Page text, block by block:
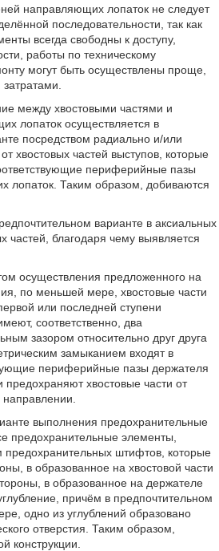
направляющих лопаток не следует
последовательности, так как
всегда свободны к доступу,
работы по техническому
могут быть осуществлены проще,
между хвостовыми частями и
лопаток осуществляется в
посредством радиально и/или
хвостовых частей выступов, которые
периферийные пазы
лопаток. Таким образом, добиваются
варианте в аксиальных
частей, благодаря чему выявляется
осуществления предложенного на
по меньшей мере, хвостовые части
или последней ступени
соответственно, два
зазором относительно друг друга
замыканием входят в
периферийные пазы держателя
хвостовые части от
выполнения предохранительные
предохранительные элементы,
предохранительных штифтов, которые
в образованное на хвостовой части
в образованное на держателе
причём в предпочтительном
одно из углублений образовано
отверстия. Таким образом,
конструкции.